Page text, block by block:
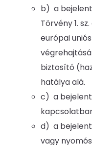
b) a
Törvény 1.
európai
biztosító
hatálya alá.
c) a
d) a
vagy